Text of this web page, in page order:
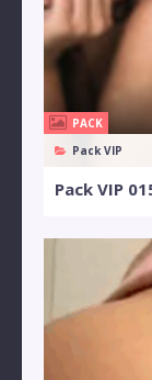
PACK
Pack VIP
Pack VIP